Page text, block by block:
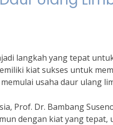
langkah yang tepat
kiat sukses untuk
usaha daur ulang
Prof. Dr. Bambang
dengan kiat yang tepat,